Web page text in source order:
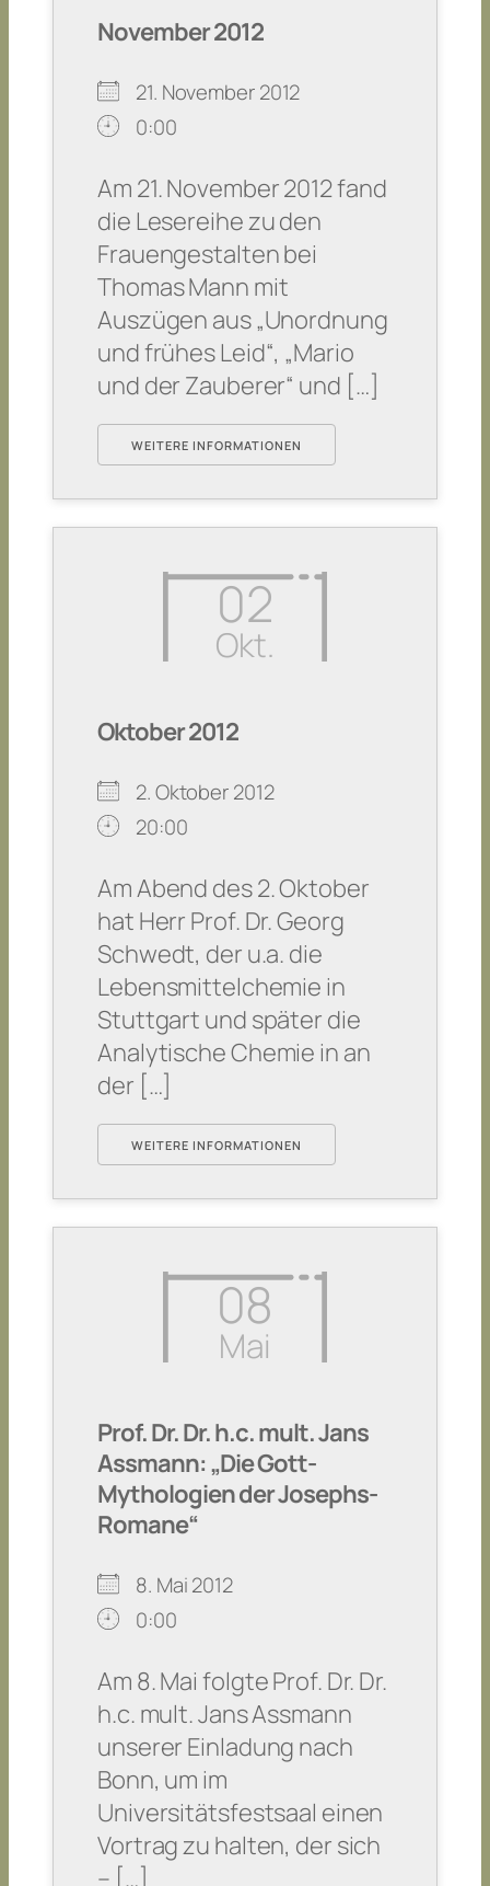
November 2012
21. November 2012
0:00
Am 21. November 2012 fand
die Lesereihe zu den
Frauengestalten bei
Thomas Mann mit
Auszügen aus „Unordnung
und frühes Leid“, „Mario
und der Zauberer“ und […]
WEITERE INFORMATIONEN
02
Okt.
Oktober 2012
2. Oktober 2012
20:00
Am Abend des 2. Oktober
hat Herr Prof. Dr. Georg
Schwedt, der u.a. die
Lebensmittelchemie in
Stuttgart und später die
Analytische Chemie in an
der […]
WEITERE INFORMATIONEN
08
Mai
Prof. Dr. Dr. h.c. mult. Jans
Assmann: „Die Gott-
Mythologien der Josephs-
Romane“
8. Mai 2012
0:00
Am 8. Mai folgte Prof. Dr. Dr.
h.c. mult. Jans Assmann
unserer Einladung nach
Bonn, um im
Universitätsfestsaal einen
Vortrag zu halten, der sich
– […]